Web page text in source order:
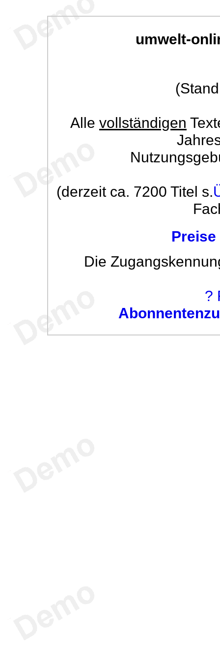
umwelt-
Alle vollständigen
(derzeit ca. 7200 Titel s.
Die
?